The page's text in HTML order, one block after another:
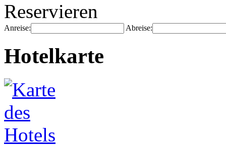
Reservieren
Anreise: Abreise:
Hotelkarte